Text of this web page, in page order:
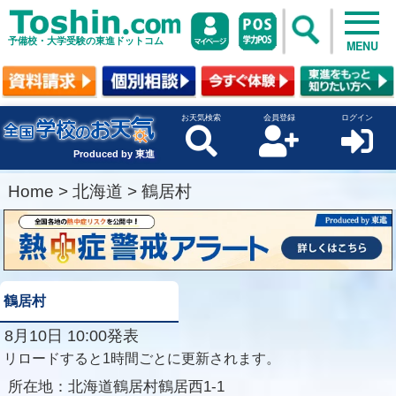
予備校・大学受験の東進ドットコム MENU
Produced by 東進
お天気検索 会員登録 ログイン
Home > 北海道 > 鶴居村
鶴居村
8月10日 10:00発表
リロードすると1時間ごとに更新されます。
所在地： 北海道鶴居村鶴居西1-1